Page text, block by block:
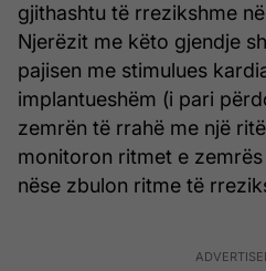
gjithashtu të rrezikshme
Njerëzit me këto gjendje
pajisen me stimulues
implantueshëm (i pari
zemrën të rrahë me një
monitoron ritmet e
nëse zbulon ritme të